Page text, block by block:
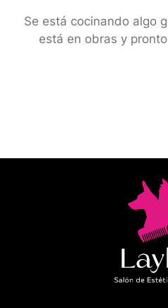
Se está cocinando algo
está en obras y